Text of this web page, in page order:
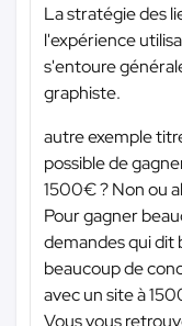
La stratégie des
l'expérience
s'entoure
graphiste.
autre exemple
possible de
1500€ ? Non ou
Pour gagner
demandes qui dit
beaucoup de
avec un site à
Vous vous